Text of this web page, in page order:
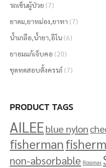
รถเข็นผู้ป่วย (7)
ยาดม,ยาหม่อง,ยาทา (7)
น้ำเกลือ,น้ำยา,อีโน (6)
ยาอมแก้เจ็บคอ (20)
ชุดทดสอบตั้งครรภ์ (7)
PRODUCT TAGS
AILEEblue nylon
fisherman
non-absorbable Rossmax